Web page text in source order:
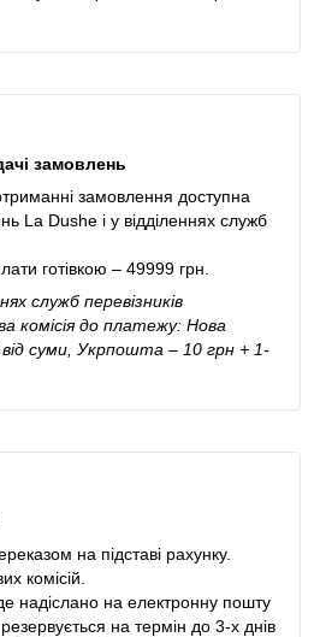
замовлень
замовлення доступна
La Dushe і у відділеннях служб
готівкою – 49999 грн.
служб перевізників
комісія до платежу: Нова
суми, Укрпошта – 10 грн + 1-
на підставі рахунку.
комісій.
надіслано на електронну пошту
на термін до 3-х днів